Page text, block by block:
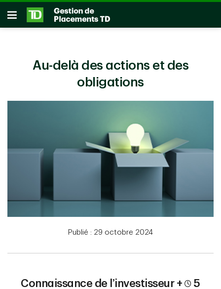
Passer au contenu principal
Ouvrir
Au-delà des actions et des
obligations
Publié : 29 octobre 2024
Connaissance de l’investisseur +
5